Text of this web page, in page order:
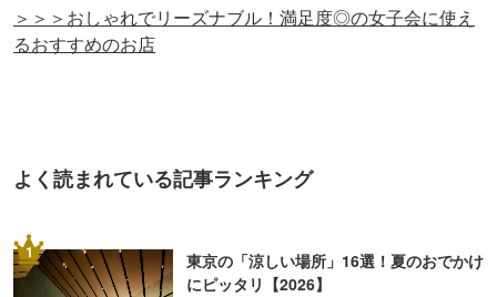
＞＞＞おしゃれでリーズナブル！満足度◎の女子会に使え
るおすすめのお店
よく読まれている記事ランキング
1
東京の「涼しい場所」16選！夏のおでかけ
にピッタリ【2026】